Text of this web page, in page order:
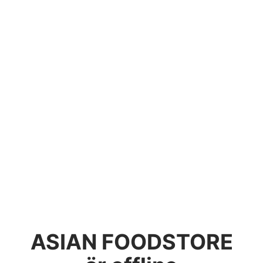
ASIAN FOODSTORE